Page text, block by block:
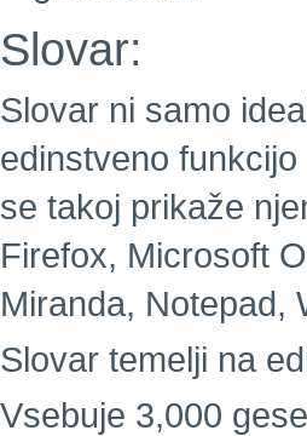
Slovar:
Slovar ni samo
edinstveno
se takoj prikaže
Firefox, Microsoft
Miranda, Notepad,
Slovar temelji na
Vsebuje 3,000